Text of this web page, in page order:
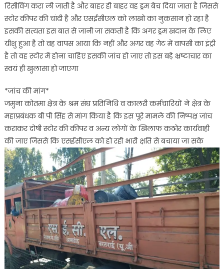
रिसीविंग करा ली जाती है और बाहर ही बाहर वह ड्रम बेच दिया जाता है जिससे
स्टोर कीपर की चांदी है और एसईसीएल को लाखो का नुकसान हो रहा है
इसकी सत्यता इस बात से जानी जा सकती है कि अगर ड्रम खदान के लिए
यीशु हुआ है तो वह वापस आया कि नहीं और अगर वह गेट में वापसी का इंट्री
है तो वह स्टोर में होना चाहिए इसकी जांच हो जाए तो इस बड़े भ्रष्टाचार का
स्वयं ही खुलासा हो जाएगा
*जांच की मांग*
जमुना कोतमा क्षेत्र के श्रम संघ प्रतिनिधि व कालरी कर्मचारियों ने क्षेत्र के
महाप्रबंधक बी पी सिंह से मांग किया है कि इस पूरे मामले की निष्पक्ष जांच
कराकर दोषी स्टोर की कीपर व अन्य लोगों के खिलाफ कठोर कार्यवाही
की जाए जिससे कि एसईसीएल को हो रही भारी क्षति से बचाया जा सके